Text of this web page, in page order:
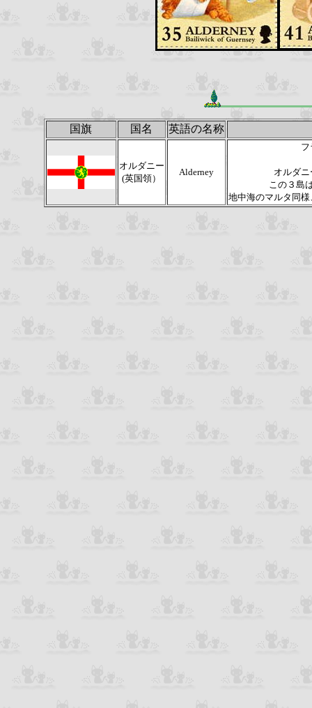
国旗 国名 英語の名称
オルダニー
(英国領）
Alderney
オルダ
この３島
地中海のマルタ同